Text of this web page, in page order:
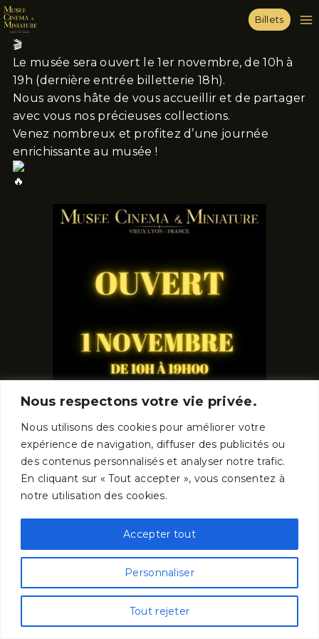
Nous respectons votre vie privée.
Nous utilisons des cookies pour améliorer votre
expérience de navigation, diffuser des publicités ou
des contenus personnalisés et analyser notre trafic.
En cliquant sur « Tout accepter », vous consentez à
notre utilisation des cookies.
Personnaliser
Tout rejeter
Accepter tout
Billets
Le musée sera ouvert le 1er novembre, de 10h à
19h (dernière entrée billetterie 18h).
Nous avons hâte de vous accueillir et de partager
avec vous nos précieuses collections.
Venez nombreux et profitez d’une journée
enrichissante au musée !
Musée Cinéma & Miniature
69005 Lyon - France